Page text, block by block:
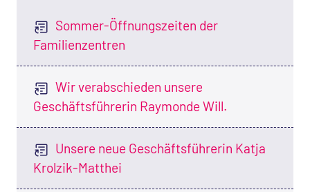
Sommer-Öffnungszeiten der
Familienzentren
Wir verabschieden unsere
Geschäftsführerin Raymonde Will.
Unsere neue Geschäftsführerin Katja
Krolzik-Matthei